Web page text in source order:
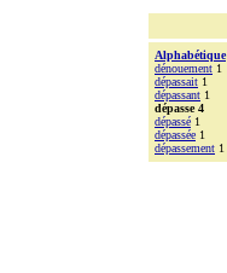
Alphabétique
dénouement 1
dépassait 1
dépassant 1
dépasse 4
dépassé 1
dépassée 1
dépassement 1